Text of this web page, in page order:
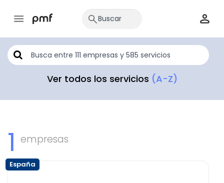
Ver todos los servicios (A-Z)
1 empresas
España